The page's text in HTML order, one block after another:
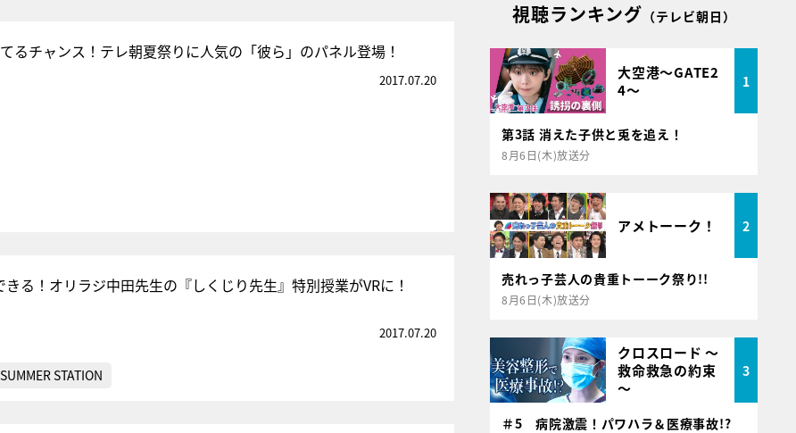
るチャンス！テレ朝夏祭りに人気の「彼ら」のパネル登場！
2017.07.20
る！オリラジ中田先生の『しくじり先生』特別授業がVRに！
2017.07.20
SUMMER STATION
視聴ランキング （テレビ朝日）
大空港～GATE2
4～
1
第3話 消えた子供と兎を追え！
8月6日(木)放送分
アメトーーク！ 2
売れっ子芸人の貴重トーーク祭り!!
8月6日(木)放送分
クロスロード ～
救命救急の約束
～
3
＃5 病院激震！パワハラ＆医療事故!?